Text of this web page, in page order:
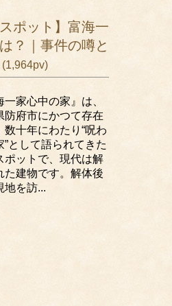
ポット】富海一
？｜事件の噂と
(1,964pv)
一家心中の家』は、
防府市にかつて存在
数十年にわたり“呪わ
”として語られてきた
ポットで、現代は解
た建物です。解体後
地を訪...